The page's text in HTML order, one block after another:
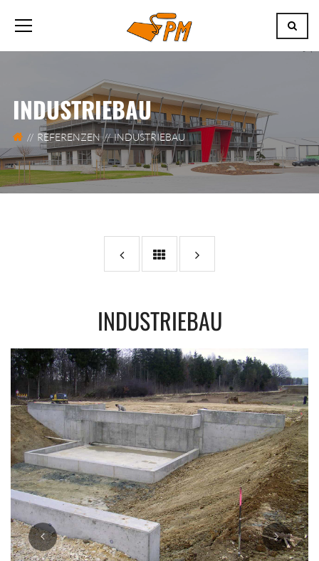
INDUSTRIEBAU
REFERENZEN INDUSTRIEBAU
INDUSTRIEBAU